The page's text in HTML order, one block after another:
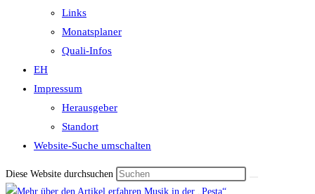
Links
Monatsplaner
Quali-Infos
EH
Impressum
Herausgeber
Standort
Website-Suche umschalten
Diese Website durchsuchen